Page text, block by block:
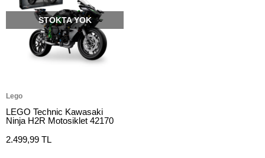
STOKTA YOK
Lego
LEGO Technic Kawasaki
Ninja H2R Motosiklet 42170
2.499,99 TL